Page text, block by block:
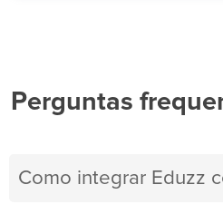
Perguntas
Como integrar Eduzz